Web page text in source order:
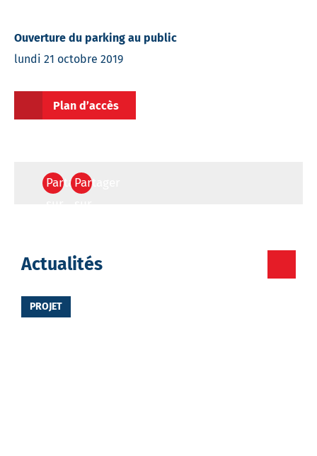
Ouverture du parking au public
lundi 21 octobre 2019
Plan d’accès
PartagerPartager
destinataire
Votre
Actualités
PROJET